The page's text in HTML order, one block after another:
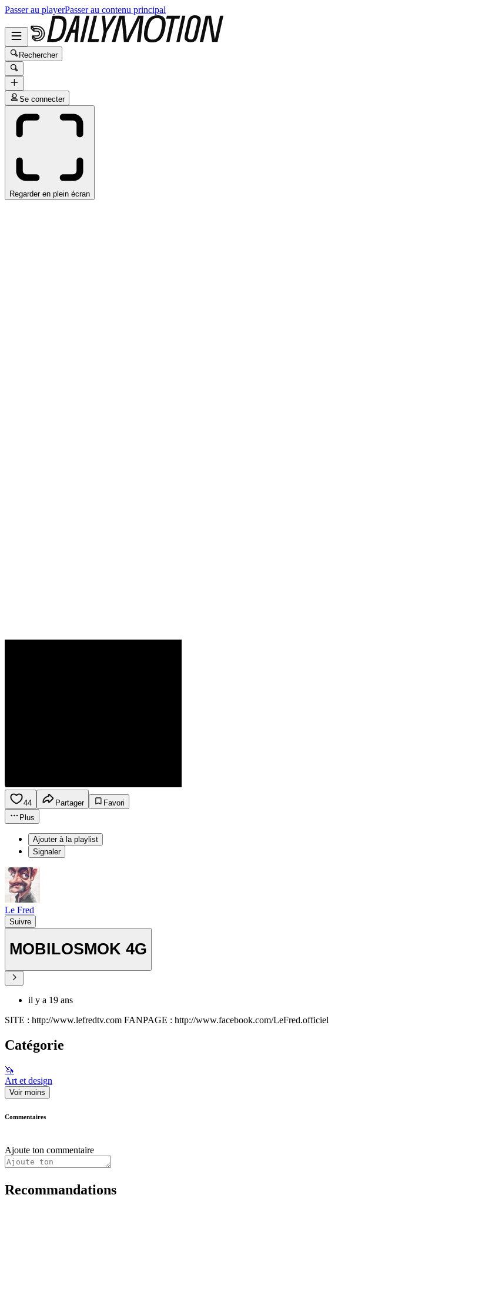
Passer au playerPasser au contenu principal
Rechercher
Se connecter
Regarder en plein écran
44 Partager
Favori
Plus
Ajouter à la playlist
Signaler
Le Fred
Suivre
MOBILOSMOK 4G
il y a 19 ans
SITE : http://www.lefredtv.com FANPAGE : http://www.facebook.com/LeFred.officiel
Catégorie
🦄
Art et design
Voir moins
Commentaires
Ajoute ton commentaire
Recommandations